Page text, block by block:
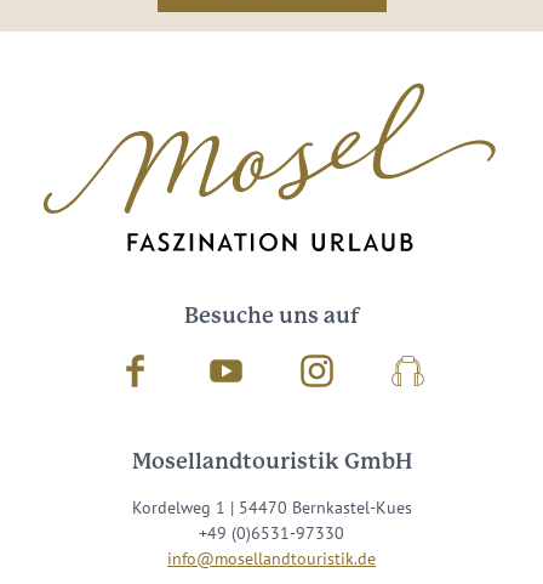
Besuche uns auf
Facebook Youtube InstagramPodcast
Mosellandtouristik GmbH
Kordelweg 1 | 54470 Bernkastel-Kues
+49 (0)6531-97330
info@mosellandtouristik.de